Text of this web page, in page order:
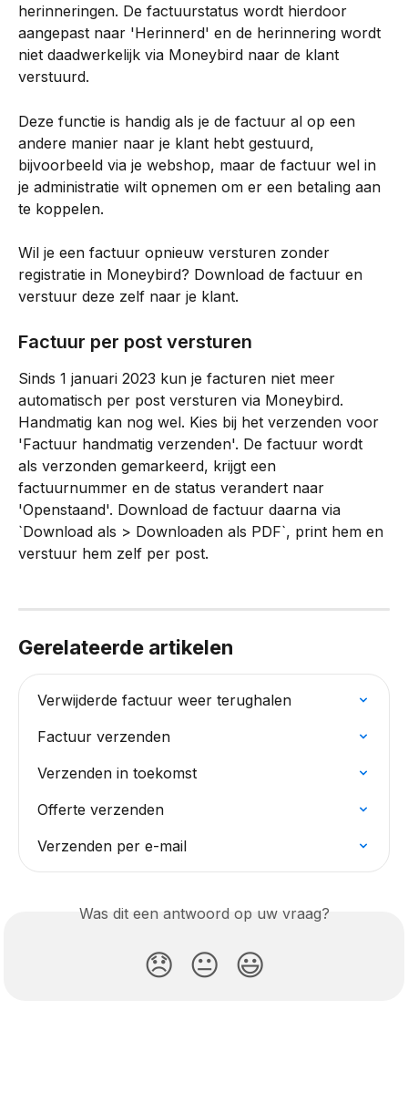
herinneringen. De factuurstatus wordt hierdoor
aangepast naar 'Herinnerd' en de herinnering wordt
niet daadwerkelijk via Moneybird naar de klant
verstuurd.
Deze functie is handig als je de factuur al op een
andere manier naar je klant hebt gestuurd,
bijvoorbeeld via je webshop, maar de factuur wel in
je administratie wilt opnemen om er een betaling aan
te koppelen.
Wil je een factuur opnieuw versturen zonder
registratie in Moneybird? Download de factuur en
verstuur deze zelf naar je klant.
Factuur per post versturen
Sinds 1 januari 2023 kun je facturen niet meer
automatisch per post versturen via Moneybird.
Handmatig kan nog wel. Kies bij het verzenden voor
'Factuur handmatig verzenden'. De factuur wordt
als verzonden gemarkeerd, krijgt een
factuurnummer en de status verandert naar
'Openstaand'. Download de factuur daarna via
`Download als > Downloaden als PDF`, print hem en
verstuur hem zelf per post.
Gerelateerde artikelen
Verwijderde factuur weer terughalen
Factuur verzenden
Verzenden in toekomst
Offerte verzenden
Verzenden per e-mail
Was dit een antwoord op uw vraag?
😞 😐 😃